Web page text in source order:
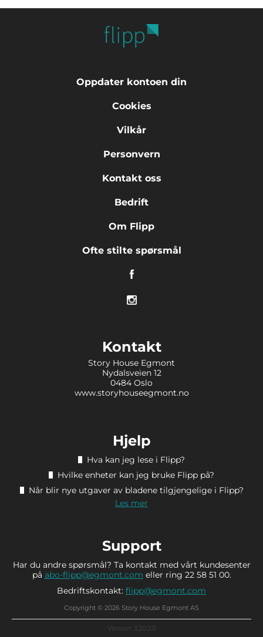
Oppdater kontoen din
Cookies
Vilkår
Personvern
Kontakt oss
Bedrift
Om Flipp
Ofte stilte spørsmål
Kontakt
Story House Egmont
Nydalsveien 12
0484 Oslo
www.storyhouseegmont.no
Hjelp
Hva kan jeg lese i Flipp?
Hvilke enheter kan jeg bruke Flipp på?
Når blir nye utgaver av bladene tilgjengelige i Flipp?
Les mer
Support
Har du andre spørsmål? Ta kontakt med vårt kundesenter
på abo-flipp@egmont.com eller ring 22 58 51 00.
Bedriftskontakt: flipp@egmont.com
Copyright © 2026 Story House Egmont AS
Version: 3.20.2.0